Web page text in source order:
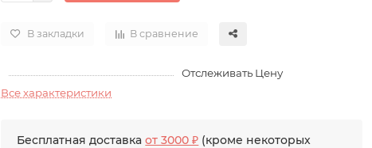
В закладки В сравнение
Отслеживать Цену
Все характеристики
Бесплатная доставкаот 3000 ₽ (кроме некоторых